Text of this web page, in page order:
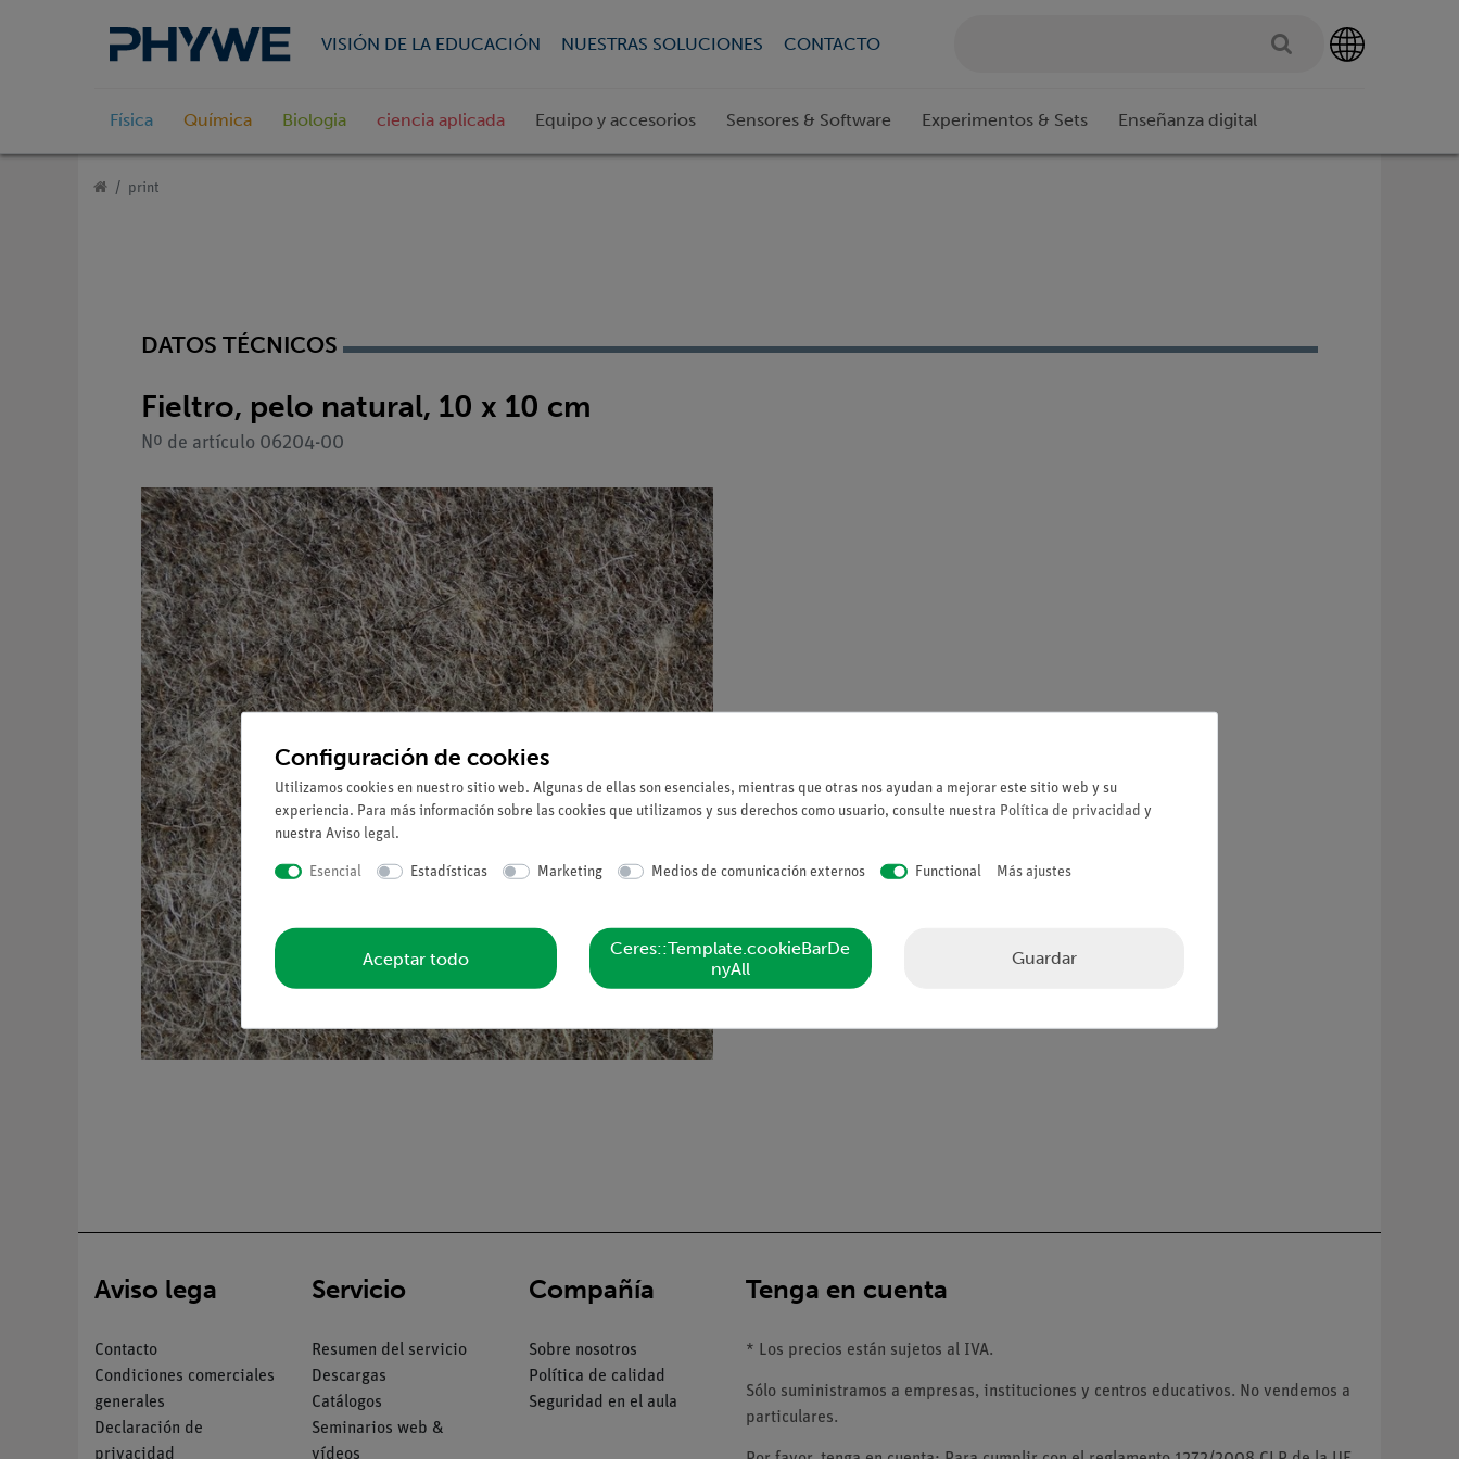
VISIÓN DE LA EDUCACIÓN NUESTRAS SOLUCIONES CONTACTO
Física Química Biologia ciencia aplicada Equipo y accesorios Sensores & Software Experimentos & Sets Enseñanza digital
print
DATOS TÉCNICOS
Fieltro, pelo natural, 10 x 10 cm
Nº de artículo 06204-00
Aviso lega
Contacto
Condiciones comerciales
generales
Declaración de
privacidad
Servicio
Resumen del servicio
Descargas
Catálogos
Seminarios web &
vídeos
Compañía
Sobre nosotros
Política de calidad
Seguridad en el aula
Tenga en cuenta
* Los precios están sujetos al IVA.
Sólo suministramos a empresas, instituciones y centros educativos. No vendemos a
particulares.
Configuración de cookies
Utilizamos cookies en nuestro sitio web. Algunas de ellas son esenciales, mientras que otras nos ayudan a mejorar este sitio web y su
experiencia. Para más información sobre las cookies que utilizamos y sus derechos como usuario, consulte nuestra Política de privacidad y
nuestra Aviso legal.
Esencial Estadísticas Marketing Medios de comunicación externos Functional Más ajustes
Aceptar todo
Ceres::Template.cookieBarDe
nyAll
Guardar